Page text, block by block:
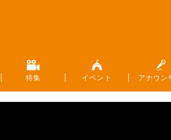
特集 イベント アナウン